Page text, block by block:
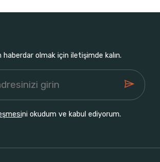
haberdar olmak için iletişimde kalın.
ni okudum ve kabul ediyorum.